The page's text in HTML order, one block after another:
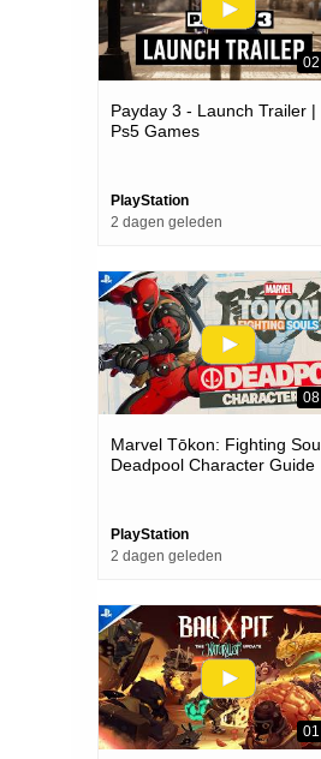
Payday 3 - Launch Trailer |
Ps5 Games
PlayStation
2 dagen geleden
Marvel Tōkon: Fighting
Deadpool Character Guide
PlayStation
2 dagen geleden